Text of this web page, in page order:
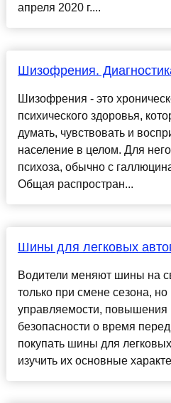
апреля 2020 г....
Шизофрения.
Шизофрения - это
психического здоровья,
думать, чувствовать и
население в целом. Для
психоза, обычно с
Общая распростран...
Шины для легковых
Водители меняют шины на
только при смене сезона,
управляемости, повышения
безопасности о время
покупать шины для
изучить их основные